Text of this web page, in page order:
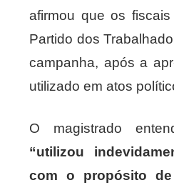
afirmou que os
Partido dos
campanha, após a
utilizado em atos
O magistrado
“utilizou
com o propósito